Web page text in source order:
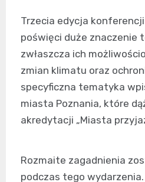
Trzecia edycja
poświęci duże znaczenie
zwłaszcza ich
zmian klimatu oraz
specyficzna tematyka
miasta Poznania, które
akredytacji „Miasta
Rozmaite zagadnienia
podczas tego